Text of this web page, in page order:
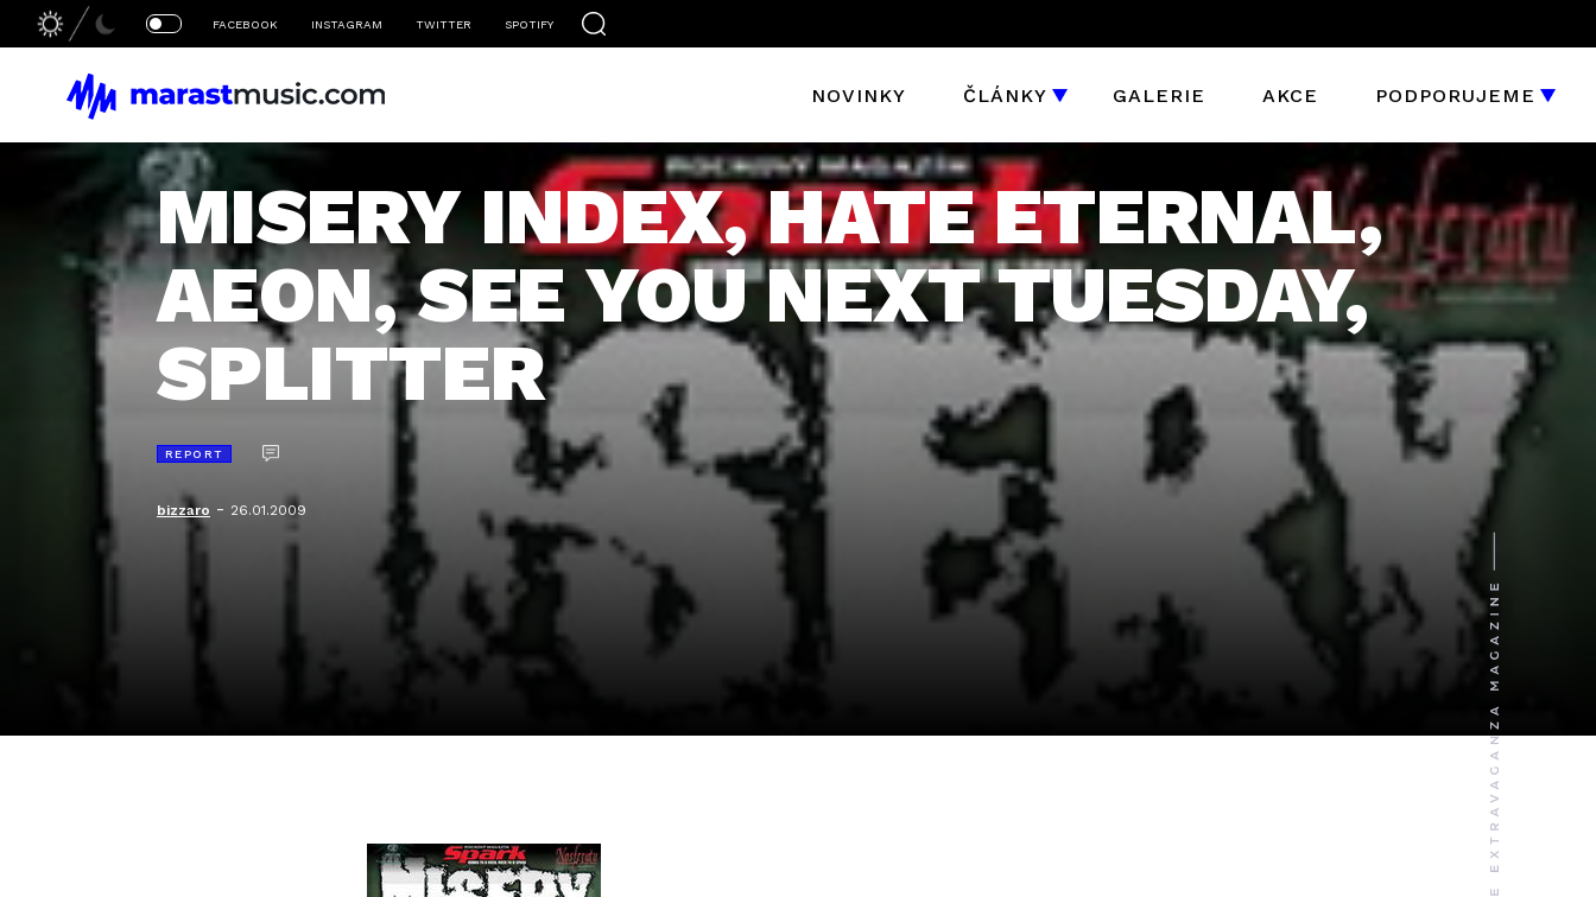
FACEBOOK INSTAGRAM TWITTER SPOTIFY
NOVINKY ČLÁNKY GALERIE AKCE PODPORUJEME
MISERY INDEX, HATE ETERNAL,
AEON, SEE YOU NEXT TUESDAY,
SPLITTER
REPORT
bizzaro - 26.01.2009